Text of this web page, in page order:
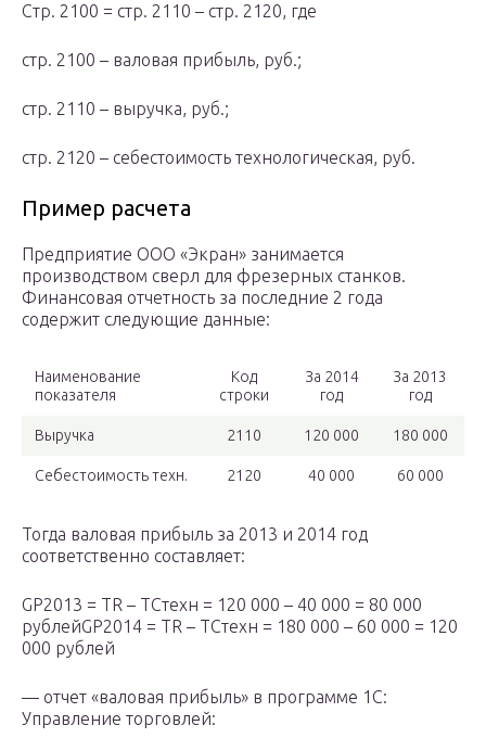
Стр. 2100 = стр. 2110 – стр. 2120, где
стр. 2100 – валовая прибыль, руб.;
стр. 2110 – выручка, руб.;
стр. 2120 – себестоимость технологическая, руб.
Пример расчета
Предприятие ООО «Экран» занимается
производством сверл для фрезерных станков.
Финансовая отчетность за последние 2 года
содержит следующие данные:
Наименование
показателя
Код
строки
За 2014
год
За 2013
год
Выручка 2110 120 000 180 000
Себестоимость техн. 2120 40 000 60 000
Тогда валовая прибыль за 2013 и 2014 год
соответственно составляет:
GP2013 = TR – TCтехн = 120 000 – 40 000 = 80 000
рублейGP2014 = TR – TCтехн = 180 000 – 60 000 = 120
000 рублей
— отчет «валовая прибыль» в программе 1С:
Управление торговлей: